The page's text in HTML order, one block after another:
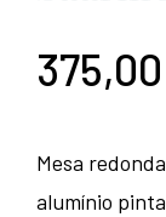
375,00
Mesa
alumínio